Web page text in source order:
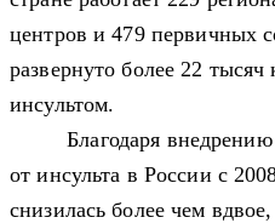
центров и 479 первичных
развернуто более 22
инсультом.
Благодаря
от инсульта в России с
снизилась более чем